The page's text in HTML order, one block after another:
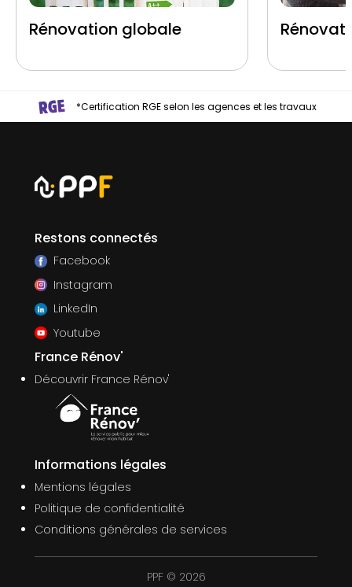
Rénovation globale
*Certification RGE selon les agences et les travaux
Restons connectés
Facebook
Instagram
LinkedIn
Youtube
France Rénov'
Découvrir France Rénov'
Informations légales
Mentions légales
Politique de confidentialité
Conditions générales de services
PPF © 2026